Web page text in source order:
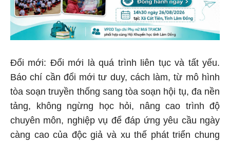
Đổi mới: Đổi mới là quá trình liên tục và tất yếu.
Báo chí cần đổi mới tư duy, cách làm, từ mô hình
tòa soạn truyền thống sang tòa soạn hội tụ, đa nền
tảng, không ngừng học hỏi, nâng cao trình độ
chuyên môn, nghiệp vụ để đáp ứng yêu cầu ngày
càng cao của độc giả và xu thế phát triển chung